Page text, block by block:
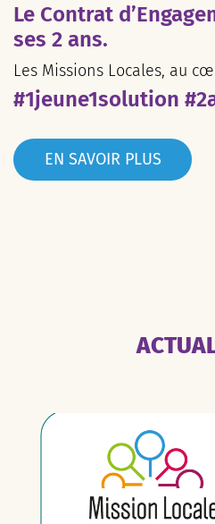
Le Contrat
ses 2 ans.
Les Missions Locales, au
#1jeune1solution
EN SAVOIR PLUS